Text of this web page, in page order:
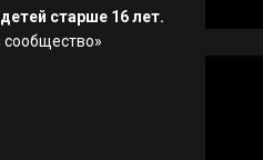
старше 16 лет.